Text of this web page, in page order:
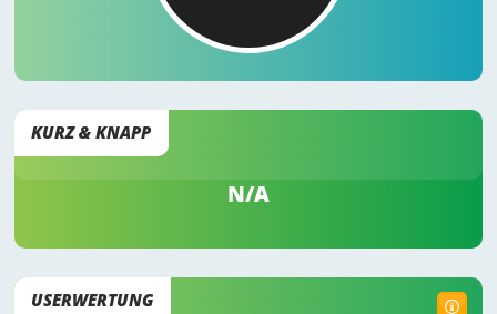
KURZ & KNAPP
N/A
USERWERTUNG